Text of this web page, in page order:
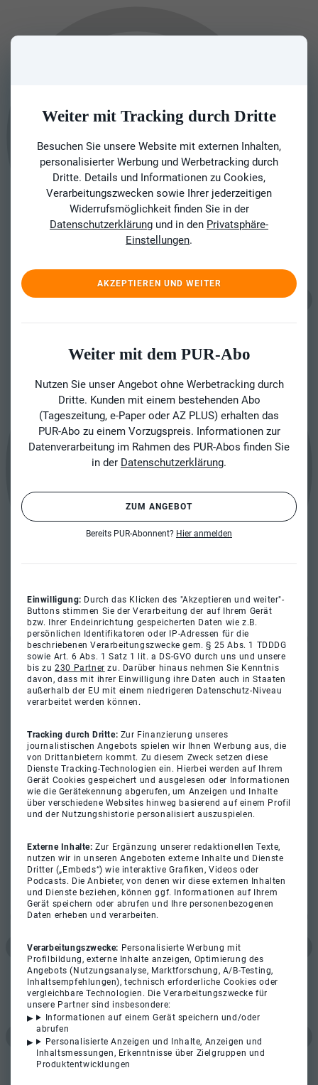
Weiter mit Tracking durch Dritte
Besuchen Sie unsere Website mit externen Inhalten,
personalisierter Werbung und Werbetracking durch
Dritte. Details und Informationen zu Cookies,
Verarbeitungszwecken sowie Ihrer jederzeitigen
Widerrufsmöglichkeit finden Sie in der
Datenschutzerklärung und in den Privatsphäre-
Einstellungen.
AKZEPTIEREN UND WEITER
Weiter mit dem PUR-Abo
Nutzen Sie unser Angebot ohne Werbetracking durch
Dritte. Kunden mit einem bestehenden Abo
(Tageszeitung, e-Paper oder AZ PLUS) erhalten das
PUR-Abo zu einem Vorzugspreis. Informationen zur
Datenverarbeitung im Rahmen des PUR-Abos finden Sie
in der Datenschutzerklärung.
ZUM ANGEBOT
Bereits PUR-Abonnent? Hier anmelden
Einwilligung: Durch das Klicken des "Akzeptieren und weiter"-
Buttons stimmen Sie der Verarbeitung der auf Ihrem Gerät
bzw. Ihrer Endeinrichtung gespeicherten Daten wie z.B.
persönlichen Identifikatoren oder IP-Adressen für die
beschriebenen Verarbeitungszwecke gem. § 25 Abs. 1 TDDDG
sowie Art. 6 Abs. 1 Satz 1 lit. a DS-GVO durch uns und unsere
bis zu230 Partner zu. Darüber hinaus nehmen Sie Kenntnis
davon, dass mit ihrer Einwilligung ihre Daten auch in Staaten
außerhalb der EU mit einem niedrigeren Datenschutz-Niveau
verarbeitet werden können.
Tracking durch Dritte: Zur Finanzierung unseres
journalistischen Angebots spielen wir Ihnen Werbung aus, die
von Drittanbietern kommt. Zu diesem Zweck setzen diese
Dienste Tracking-Technologien ein. Hierbei werden auf Ihrem
Gerät Cookies gespeichert und ausgelesen oder Informationen
wie die Gerätekennung abgerufen, um Anzeigen und Inhalte
über verschiedene Websites hinweg basierend auf einem Profil
und der Nutzungshistorie personalisiert auszuspielen.
Externe Inhalte:Zur Ergänzung unserer redaktionellen Texte,
nutzen wir in unseren Angeboten externe Inhalte und Dienste
Dritter („Embeds“) wie interaktive Grafiken, Videos oder
Podcasts. Die Anbieter, von denen wir diese externen Inhalten
und Dienste beziehen, können ggf. Informationen auf Ihrem
Gerät speichern oder abrufen und Ihre personenbezogenen
Daten erheben und verarbeiten.
Verarbeitungszwecke: Personalisierte Werbung mit
Profilbildung, externe Inhalte anzeigen, Optimierung des
Angebots (Nutzungsanalyse, Marktforschung, A/B-Testing,
Inhaltsempfehlungen), technisch erforderliche Cookies oder
vergleichbare Technologien. Die Verarbeitungszwecke für
unsere Partner sind insbesondere:
Informationen auf einem Gerät speichern und/oder
abrufen
Personalisierte Anzeigen und Inhalte, Anzeigen und
Inhaltsmessungen, Erkenntnisse über Zielgruppen und
Produktentwicklungen